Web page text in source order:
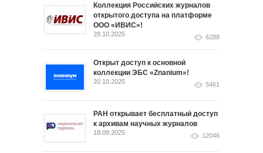
Коллекция Российских журналов
открытого доступа на платформе
ООО «ИВИС»!
28.10.2025 6288
Открыт доступ к основной
коллекции ЭБС «Znanium»!
20.10.2025 5461
РАН открывает бесплатный доступ
к архивам научных журналов
18.09.2025 12046